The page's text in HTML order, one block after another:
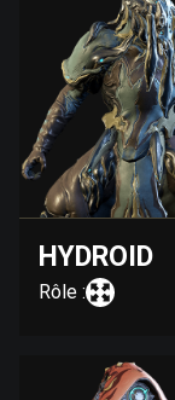
HYDROID
Rôle :